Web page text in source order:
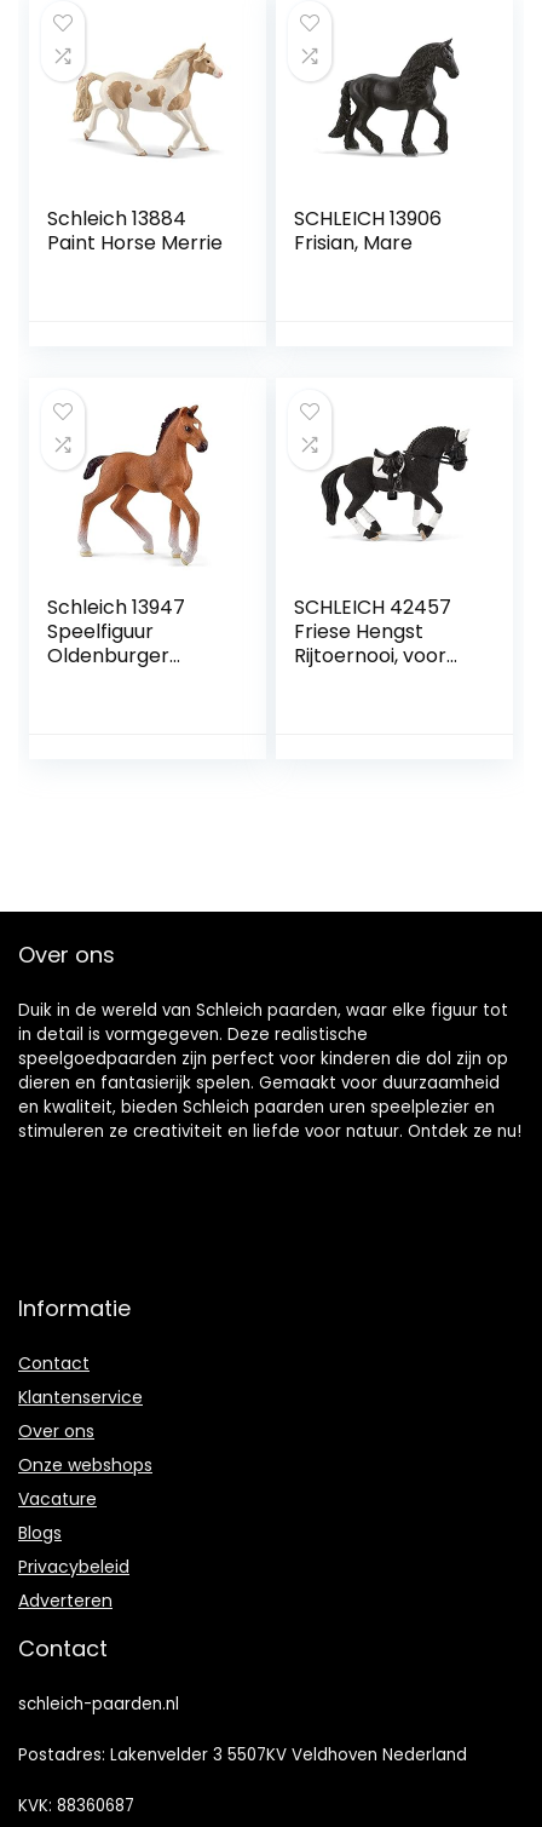
Schleich 13884
Paint Horse Merrie
SCHLEICH 13906
Frisian, Mare
Schleich 13947
Speelfiguur
Oldenburger
SCHLEICH 42457
Friese Hengst
Rijtoernooi, voor
Over ons
Duik in de wereld van Schleich paarden, waar elke figuur tot
in detail is vormgegeven. Deze realistische
speelgoedpaarden zijn perfect voor kinderen die dol zijn op
dieren en fantasierijk spelen. Gemaakt voor duurzaamheid
en kwaliteit, bieden Schleich paarden uren speelplezier en
stimuleren ze creativiteit en liefde voor natuur. Ontdek ze nu!
Informatie
Contact
Klantenservice
Over ons
Onze webshops
Vacature
Blogs
Privacybeleid
Adverteren
Contact
schleich-paarden.nl
Postadres: Lakenvelder 3 5507KV Veldhoven Nederland
KVK: 88360687